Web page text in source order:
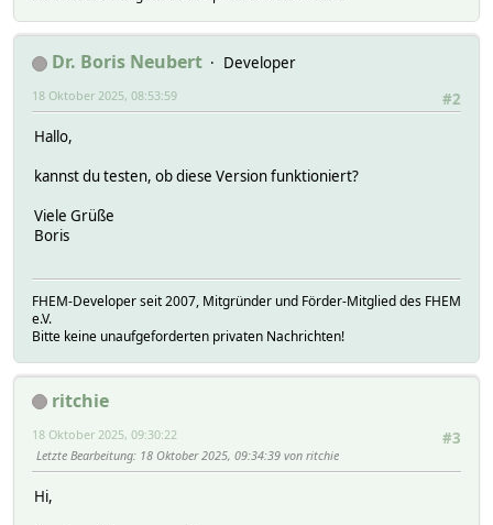
Dr. Boris Neubert
Developer
#2
18 Oktober 2025, 08:53:59
Hallo,
kannst du testen, ob diese Version funktioniert?
Viele Grüße
Boris
FHEM-Developer seit 2007, Mitgründer und Förder-Mitglied des FHEM
e.V.
Bitte keine unaufgeforderten privaten Nachrichten!
ritchie
#3
18 Oktober 2025, 09:30:22
Letzte Bearbeitung: 18 Oktober 2025, 09:34:39 von ritchie
Hi,